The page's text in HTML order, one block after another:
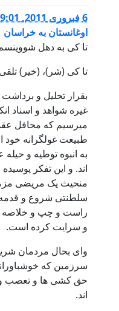
6 فبروری 2011, 09:01
اوغانستان به خراسان
تا کی به دهل
تا کی (شر)، (خیر)
بقرار تحلیل و
غیره شواهد و اسناد
میرسیم که محافل
طبیعت غولگرانه خود
به انبوه توطیه و
اند. و این تفکر پوسیده
منحیث یک مریضی
سلطنتی شروع و قدمه
راست و چپ و خلاصه
و سرایت کرده است.
وای بحال مردمان
سرزمین که
حق کشی ها و تعصب
اند.